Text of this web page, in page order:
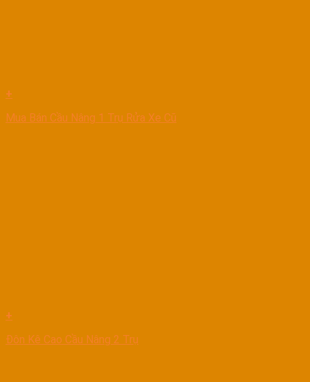
+
Mua Bán Cầu Nâng 1 Trụ Rửa Xe Cũ
+
Đôn Kê Cao Cầu Nâng 2 Trụ